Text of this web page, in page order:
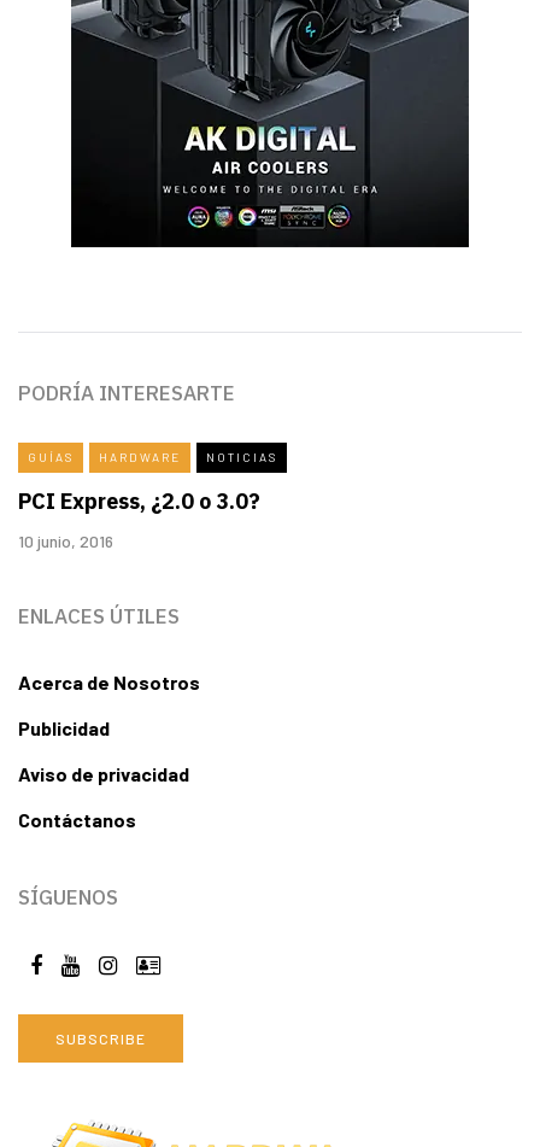
PODRÍA INTERESARTE
GUÍAS HARDWARE NOTICIAS
PCI Express, ¿2.0 o 3.0?
10 junio, 2016
ENLACES ÚTILES
Acerca de Nosotros
Publicidad
Aviso de privacidad
Contáctanos
SÍGUENOS
SUBSCRIBE